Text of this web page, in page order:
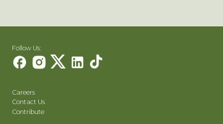
Follow Us:
Careers
Contact Us
Contribute